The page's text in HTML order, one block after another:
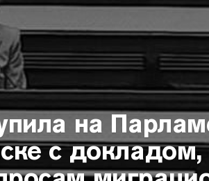
на
с докладом,